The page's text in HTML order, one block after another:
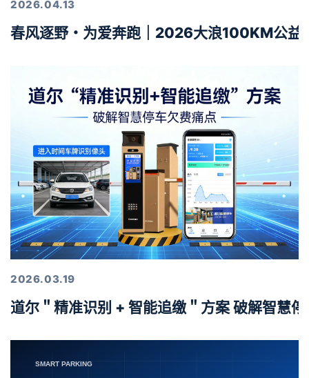
2026.04.13
春风逐野・为爱奔跑｜2026大浪100KM公益
2026.03.19
道尔＂精准识别 + 智能追缴＂方案 破解智慧